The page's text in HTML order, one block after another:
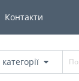
Контакти
категорії